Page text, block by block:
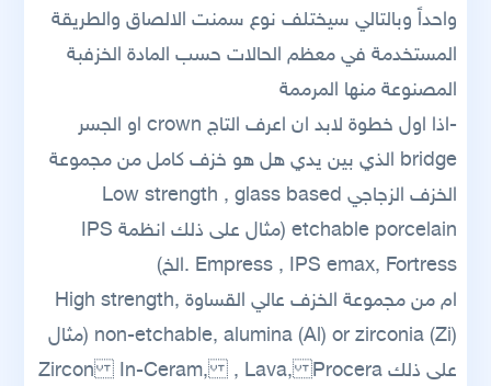
واحداً وبالتالي سيختلف نوع سمنت الالصاق والطريقة
المستخدمة في معظم الحالات حسب المادة الخزفبة
المصنوعة منها المرممة
-اذا اول خطوة لابد ان اعرف التاج crown او الجسر
bridge الذي بين يدي هل هو خزف كامل من مجموعة
الخزف الزجاجي Low strength , glass based
etchable porcelain (مثال على ذلك انظمة IPS
Empress , IPS emax, Fortress .الخ)
ام من مجموعة الخزف عالي القساوة High strength,
non-etchable, alumina (Al) or zirconia (Zi) (مثال
على ذلك Procera , Lava, In-Ceram, Zircon